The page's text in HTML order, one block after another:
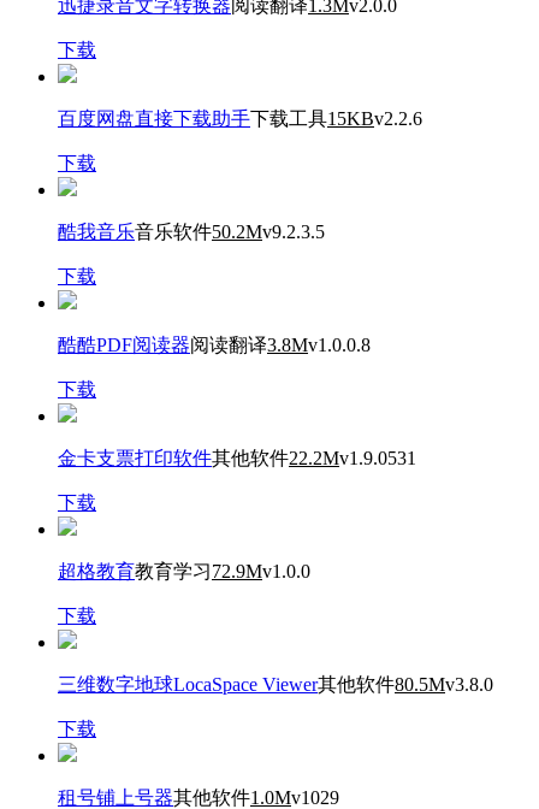
迅捷录音文字转换器 阅读翻译1.3Mv2.0.0
下载
百度网盘直接下载助手下载工具15KBv2.2.6
下载
酷我音乐音乐软件50.2Mv9.2.3.5
下载
酷酷PDF阅读器阅读翻译3.8Mv1.0.0.8
下载
金卡支票打印软件其他软件22.2Mv1.9.0531
下载
超格教育教育学习72.9Mv1.0.0
下载
三维数字地球LocaSpace Viewer其他软件80.5Mv3.8.0
下载
租号铺上号器其他软件1.0Mv1029